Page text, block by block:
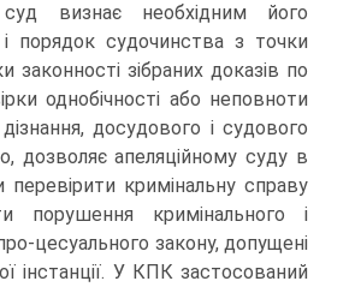
суд визнає необхідним його
порядок судочинства з точки
законності зібраних доказів по
однобічності або неповноти
досудового і судового
дозволяє апеляційному суду в
перевірити кримінальну справу
порушення кримінального і
цесуального закону, допущені
інстанції. У КПК застосований